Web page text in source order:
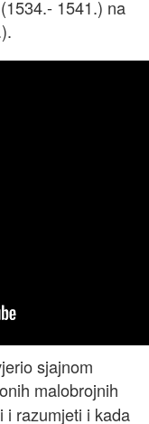
1541.) na
sjajnom
malobrojnih
i razumjeti i kada